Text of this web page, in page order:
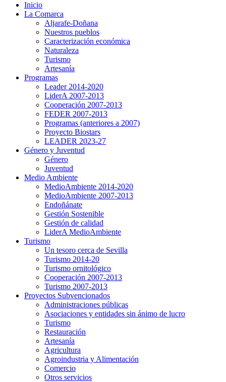
Inicio
La Comarca
Aljarafe-Doñana
Nuestros pueblos
Caracterización económica
Naturaleza
Turismo
Artesanía
Programas
Leader 2014-2020
LiderA 2007-2013
Cooperación 2007-2013
FEDER 2007-2013
Programas (anteriores a 2007)
Proyecto Biostars
LEADER 2023-27
Género y Juventud
Género
Juventud
Medio Ambiente
MedioAmbiente 2014-2020
MedioAmbiente 2007-2013
Endoñánate
Gestión Sostenible
Gestión de calidad
LiderA MedioAmbiente
Turismo
Un tesoro cerca de Sevilla
Turismo 2014-20
Turismo ornitológico
Cooperación 2007-2013
Turismo 2007-2013
Proyectos Subvencionados
Administraciones públicas
Asociaciones y entidades sin ánimo de lucro
Turismo
Restauración
Artesanía
Agricultura
Agroindustria y Alimentación
Comercio
Otros servicios